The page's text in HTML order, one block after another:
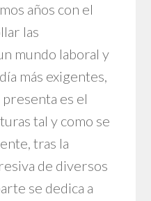
años con el
las
mundo laboral y
más exigentes,
presenta es el
tal y como se
tras la
de diversos
se dedica a